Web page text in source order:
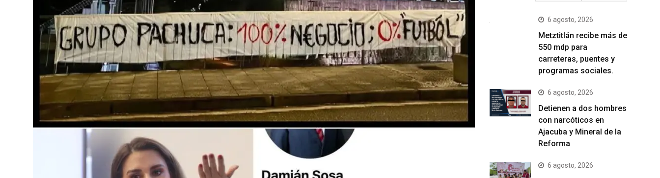
6 agosto, 2026
Metztitlán recibe más de
550 mdp para
carreteras, puentes y
programas sociales.
6 agosto, 2026
Detienen a dos hombres
con narcóticos en
Ajacuba y Mineral de la
Reforma
6 agosto, 2026